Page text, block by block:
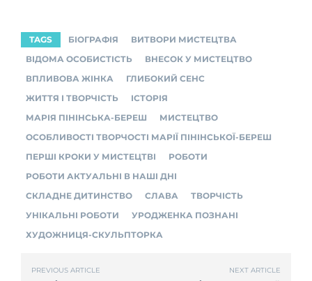
TAGS БІОГРАФІЯ
ВИТВОРИ МИСТЕЦТВА
ВІДОМА ОСОБИСТІСТЬ
ВНЕСОК У МИСТЕЦТВО
ВПЛИВОВА ЖІНКА
ГЛИБОКИЙ СЕНС
ЖИТТЯ І ТВОРЧІСТЬ
ІСТОРІЯ
МАРІЯ ПІНІНСЬКА-БЕРЕШ
МИСТЕЦТВО
ОСОБЛИВОСТІ ТВОРЧОСТІ МАРІЇ ПІНІНСЬКОЇ-БЕРЕШ
ПЕРШІ КРОКИ У МИСТЕЦТВІ
РОБОТИ
РОБОТИ АКТУАЛЬНІ В НАШІ ДНІ
СКЛАДНЕ ДИТИНСТВО
СЛАВА
ТВОРЧІСТЬ
УНІКАЛЬНІ РОБОТИ
УРОДЖЕНКА ПОЗНАНІ
ХУДОЖНИЦЯ-СКУЛЬПТОРКА
PREVIOUS ARTICLE NEXT ARTICLE